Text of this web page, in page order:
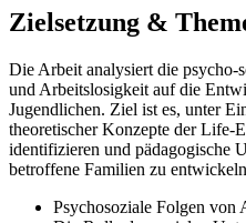
Zielsetzung &
Die Arbeit analysiert die
und Arbeitslosigkeit auf die
Jugendlichen. Ziel ist es, unter
theoretischer Konzepte der Life-
identifizieren und pädagogische
betroffene Familien zu
Psychosoziale Folgen